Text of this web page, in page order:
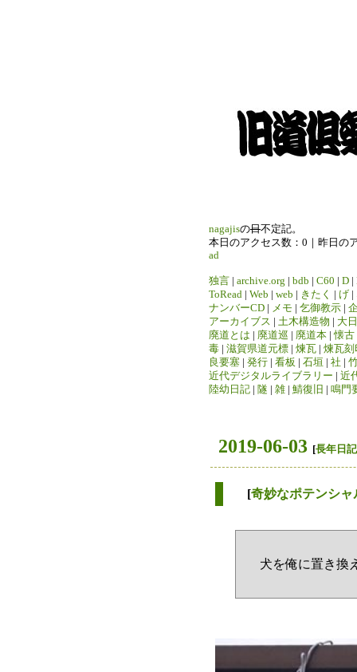
nagajisの日不定記。
本日のアクセス数：0｜昨日の
ad
独言 | archive.org | bdb | C60 | D |
ToRead | Web | web | きたく | げ |
ナンバーCD | メモ | 乞御教示 |
アーカイブス | 土木構造物 | 大
廃道とは | 廃道巡 | 廃道本 |懐古
毒 | 滋賀県道元標 | 煉瓦 | 煉瓦刻
良要塞 | 発行 | 看板 | 石垣 | 社 |
近代デジタルライブラリー | 近
陸幼日記 | 隧 | 雑 | 鯖復旧 | 鳴門
2019-06-03 [長年日記
[奇妙なポテンシャ
犬を俺に置き換